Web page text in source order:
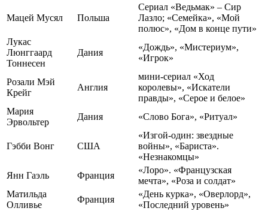
Мацей Мусял Польша
Сериал «Ведьмак» – Сир
Лазло; «Семейка», «Мой
полюс», «Дом в конце пути»
Лукас
Люнггаард
Тоннесен
Дания
«Дождь», «Мистериум»,
«Игрок»
Розали Мэй
Крейг
Англия
мини-сериал «Ход
королевы», «Искатели
правды», «Серое и белое»
Мария
Эрвольтер
Дания «Слово Бога», «Ритуал»
Гэбби Вонг США
«Изгой-один: звездные
войны», «Бариста».
«Незнакомцы»
Янн Гаэль
Франция
«Лоро». «Французская
мечта», «Роза и солдат»
Матильда
Олливье
Франция
«День курка», «Оверлорд»,
«Последний уровень»